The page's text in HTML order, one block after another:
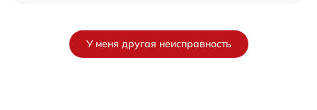
У меня другая неисправность